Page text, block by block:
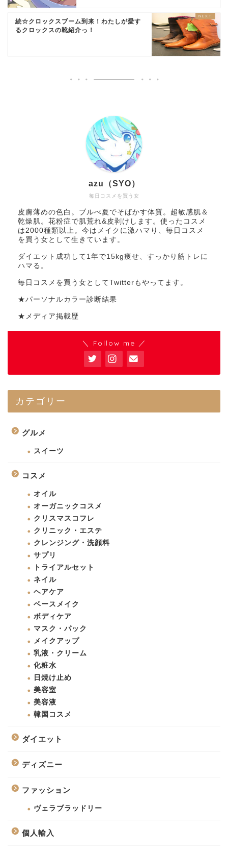
続☆クロックスブーム到来！わたしが愛す
るクロックスの靴紹介っ！
毎日コスメを買う女
azu（SYO）
皮膚薄めの色白。ブルべ夏でそばかす体質。超敏感肌＆
乾燥肌。花粉症で肌荒れ&皮剥けします。使ったコスメ
は2000種類以上。今はメイクに激ハマり、毎日コスメ
を買う女として生きています。
ダイエット成功して1年で15kg痩せ、すっかり筋トレに
ハマる。
毎日コスメを買う女としてTwitterもやってます。
★パーソナルカラー診断結果
★メディア掲載歴
＼ Follow me ／
カテゴリー
グルメ
スイーツ
コスメ
オイル
オーガニックコスメ
クリスマスコフレ
クリニック・エステ
クレンジング・洗顔料
サプリ
トライアルセット
ネイル
ヘアケア
ベースメイク
ボディケア
マスク・パック
メイクアップ
乳液・クリーム
化粧水
日焼け止め
美容室
美容液
韓国コスメ
ダイエット
ディズニー
ファッション
ヴェラブラッドリー
個人輸入